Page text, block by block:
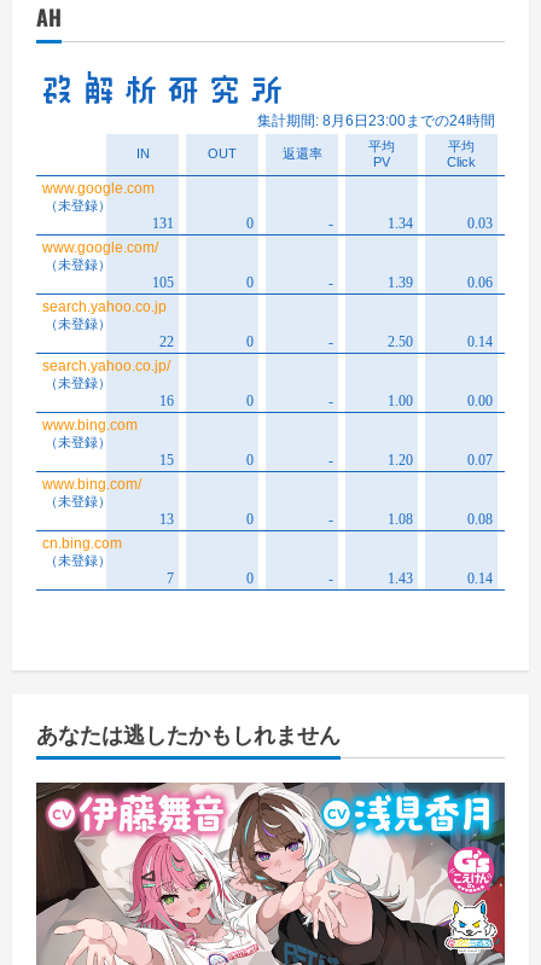
AH
あなたは逃したかもしれません